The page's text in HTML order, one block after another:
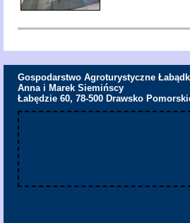
Gospodarstwo Agroturystyczne
Anna i Marek Siemińscy
Łabędzie 60, 78-500 Drawsko